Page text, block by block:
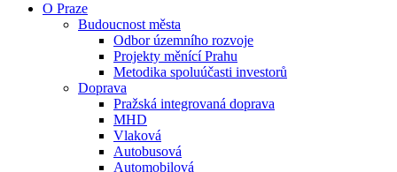
O Praze
Budoucnost města
Odbor územního rozvoje
Projekty měnící Prahu
Metodika spoluúčasti investorů
Doprava
Pražská integrovaná doprava
MHD
Vlaková
Autobusová
Automobilová